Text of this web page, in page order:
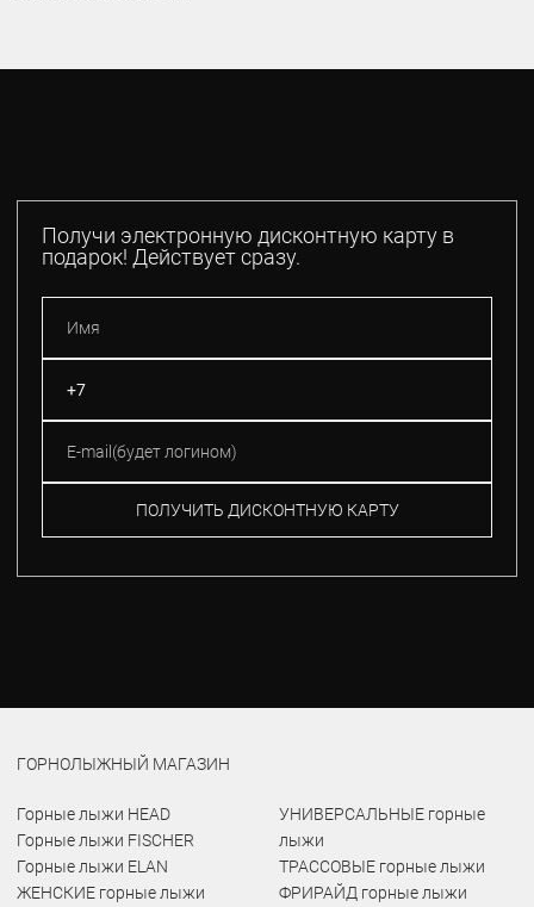
Получи электронную дисконтную карту в
подарок! Действует сразу.
ПОЛУЧИТЬ ДИСКОНТНУЮ КАРТУ
ГОРНОЛЫЖНЫЙ МАГАЗИН
Горные лыжи HEAD
Горные лыжи FISCHER
Горные лыжи ELAN
ЖЕНСКИЕ горные лыжи
УНИВЕРСАЛЬНЫЕ горные
лыжи
ТРАССОВЫЕ горные лыжи
ФРИРАЙД горные лыжи